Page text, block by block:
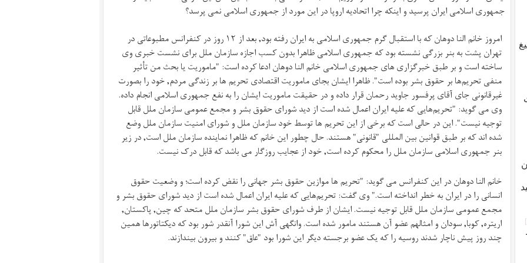
جمهوری اسلامی ایران پرسید و اینکه چرا اتحادیه اروپا در این مورد از جمهوری اسلامی نمی پرسد؟
امروز خانم النا دوهان که با استقبال گرم جمهوری اسلامی به ایران رفته بود, بعد از ١٢ روز در کنفرانس مطبوعاتی در
تهران پشت به بنر بزرگی نشسته بود که جمهوری اسلامی ظاهرا بدون کسب اجازه سازمان ملل برای نشست خبری وی
ساخته است و بر طبق خبرگزاری های جمهوریاسلامی خانم النا دوهان ادعا کرده است: "ماموریت یا بحث من تأثیر
منفی تحریم‌ها بر حقوق بشر بوده است". ظاهرا ایشان بجای ماموریت اقتصادی تحریم ها بر زندگی مردم, خود را بصورت
غیرقانونی جای آقای پرفسور جاوید رحمان قرار داده و در حقیقت ماموریت ایشان را به نفع جمهوری اسلامی انجام داده.
وی می گوید: "تحریم‌هایی که علیه ایران اعمال شده است از دید شورای حقوق بشر و مجمع عمومی سازمان ملل قابل
توجیه نیست". این در حالی است که برخی از این تحریم ها توسط خود سازمان ملل و شورای امنیت سازمان ملل وضع
شده اند که بر طبق قوانین بین المللی "قانونی" هستند. حال چطور این خانم که ظاهرا نماینده سازمان ملل است, در زیر
بنر جمهوری اسلامی سازمان ملل را محکوم کرده است, خود از عجایب روزگار می باشد که قابل درک نیست.
خانم النا دوهان در این کنفرانس می گوید: "تحریم ها موازین حقوق بشر جهانی را نقض کرده است؛ و وضعیت حقوق
انسانی را در ایران به خطر انداخته است." وی گفت: تحریم‌هایی که علیه ایران اعمال شده است از دید شورای حقوق بشر و
مجمع عمومی سازمان ملل قابل توجیه نیست. ایشان از طرف شورای حقوق بشر سازمان ملل متحد که چین, پاکستان,
اریتره, کوبا, سودان و امثالهم عضو آن هستند مامور شده است. وانگهی آش این شورا آنقدر شور بود که دیکتاتورها همین
چند روز پیش ناچار شدند روسیه را که یک عضو برجسته دیگر این شورا بود "عاق" کنند و بیرون بیندازند.